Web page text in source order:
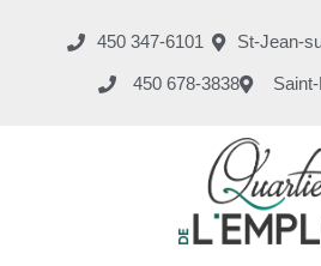
450 347-6101 St-Jean-
450 678-3838